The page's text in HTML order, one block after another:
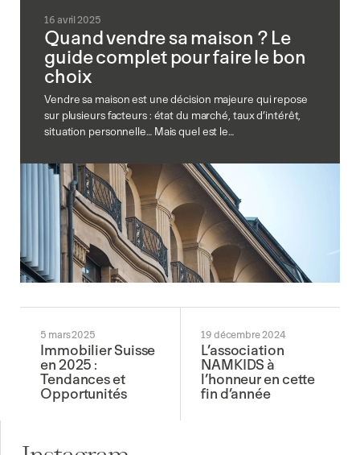
16 avril 2025
Quand vendre sa maison ? Le
guide complet pour faire le bon
choix
Vendre sa maison est une décision majeure qui repose
sur plusieurs facteurs : état du marché, taux d’intérêt,
situation personnelle… Mais quel est le…
5 mars 2025
Immobilier Suisse
en 2025 :
Tendances et
Opportunités
19 décembre 2024
L’association
NAMKIDS à
l’honneur en cette
fin d’année